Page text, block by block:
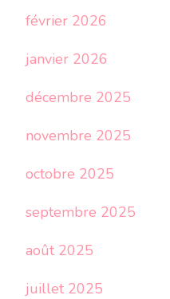
février 2026
janvier 2026
décembre 2025
novembre 2025
octobre 2025
septembre 2025
août 2025
juillet 2025